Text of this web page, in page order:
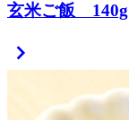
玄米ご飯 140g